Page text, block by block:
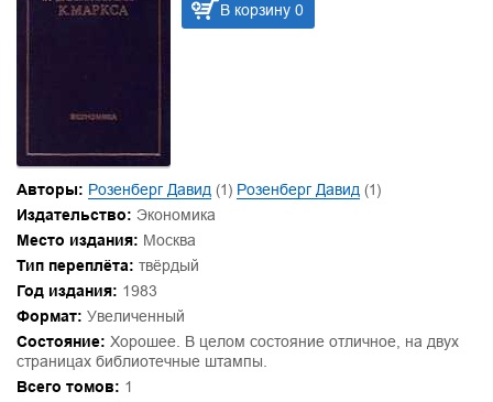
В корзину 0
Авторы: Розенберг Давид (1) Розенберг Давид (1)
Издательство: Экономика
Место издания: Москва
Тип переплёта: твёрдый
Год издания: 1983
Формат: Увеличенный
Состояние: Хорошее. В целом состояние отличное, на двух
страницах библиотечные штампы.
Всего томов: 1